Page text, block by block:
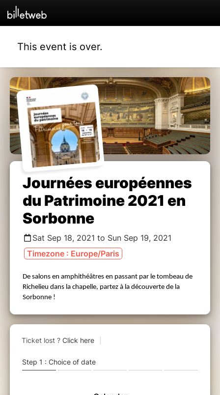
This event is over.
Journées européennes
du Patrimoine 2021 en
Sorbonne
Sat Sep 18, 2021 to Sun Sep 19, 2021
Timezone : Europe/Paris
De salons en amphithéâtres en passant par le tombeau de
Richelieu dans la chapelle, partez à la découverte de la
Sorbonne !